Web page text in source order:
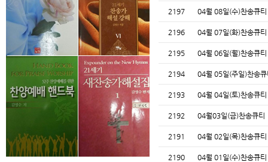
2197 04월 08일(수)찬송큐티
2196 04월 07일(화)찬송큐티
2195 04월 06일(월)찬송큐티
2194 04월 05일(주일)찬송
2193 04월 04일(토)찬송큐티
2192 04월03일(금)찬송큐티
2191 04월 02일(목)찬송큐티
2190 04월 01일(수)찬송큐티